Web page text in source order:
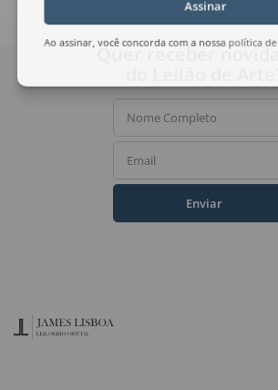
Assinar
Ao assinar, você concorda com a nossa política
Quer receber
Nome Completo
Email
Enviar